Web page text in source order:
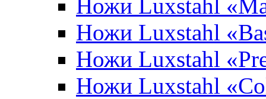
Ножи Luxstahl
Ножи Luxstahl
Ножи Luxstahl
Ножи Luxstahl